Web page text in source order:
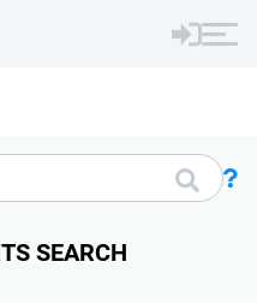
SEARCH